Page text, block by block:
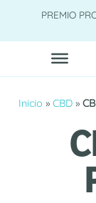
PREMIO
Inicio » CBD»